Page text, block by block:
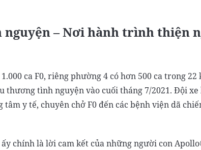
– Nơi hành trình thiện
ca F0, riêng phường 4 có hơn 500 ca trong 22
tình nguyện vào cuối tháng 7/2021. Đội xe
y tế, chuyên chở F0 đến các bệnh viện dã
chính là lời cam kết của những người con